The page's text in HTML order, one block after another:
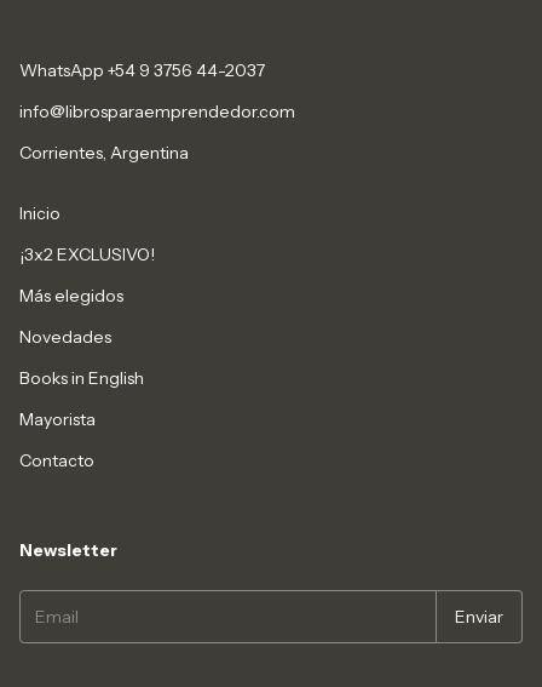
WhatsApp +54 9 3756 44-2037
info@librosparaemprendedor.com
Corrientes, Argentina
Inicio
¡3x2 EXCLUSIVO!
Más elegidos
Novedades
Books in English
Mayorista
Contacto
Newsletter